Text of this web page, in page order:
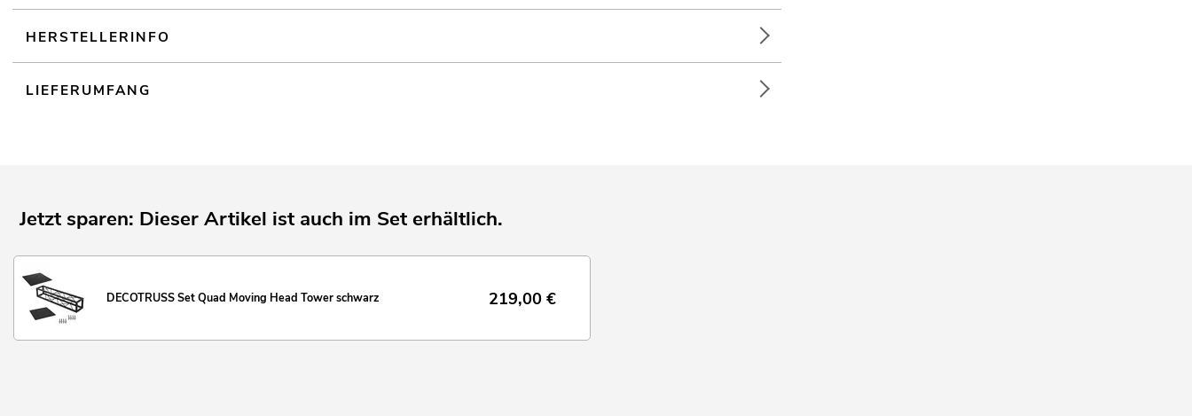
HERSTELLERINFO
LIEFERUMFANG
Jetzt sparen: Dieser Artikel ist auch im Set erhältlich.
DECOTRUSS Set Quad Moving Head Tower schwarz 219,00 €